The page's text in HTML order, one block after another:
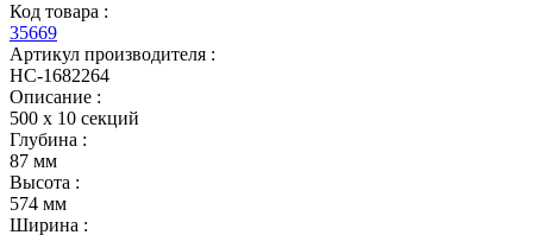
Код товара :
35669
Артикул производителя :
НС-1682264
Описание :
500 х 10 секций
Глубина :
87 мм
Высота :
574 мм
Ширина :